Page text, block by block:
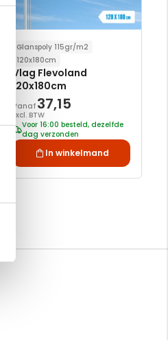
Glanspoly 115gr/m2
120x180cm
Vlag Flevoland
120x180cm
Vanaf 37,15
Excl. BTW
Voor 16:00 besteld, dezelfde
dag verzonden
In winkelmand